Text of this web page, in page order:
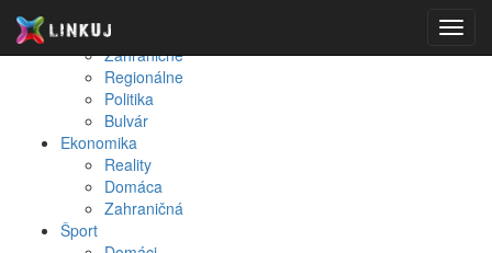
Domáce
Zahraničné
Regionálne
Politika
Bulvár
Ekonomika
Reality
Domáca
Zahraničná
Šport